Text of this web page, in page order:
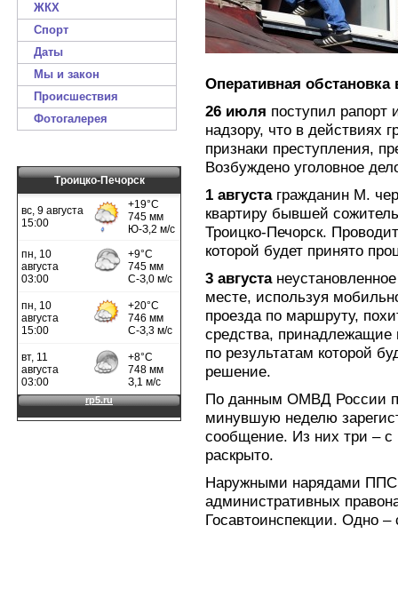
ЖКХ
Спорт
Даты
Мы и закон
Происшествия
Фотогалерея
Троицко-Печорск
Оперативная обстановка
26 июля поступил рапорт
надзору, что в действиях
признаки преступления,
Возбуждено уголовное
1 августагражданин М.
квартиру бывшей
Троицко-Печорск.
которой будет принято
3 августа
месте, используя
проезда по маршруту,
средства, принадлежащие
по результатам которой
решение.
По данным ОМВД России
минувшую неделю
сообщение. Из них три – с
раскрыто.
Наружными нарядами
административных
Госавтоинспекции. Одно –